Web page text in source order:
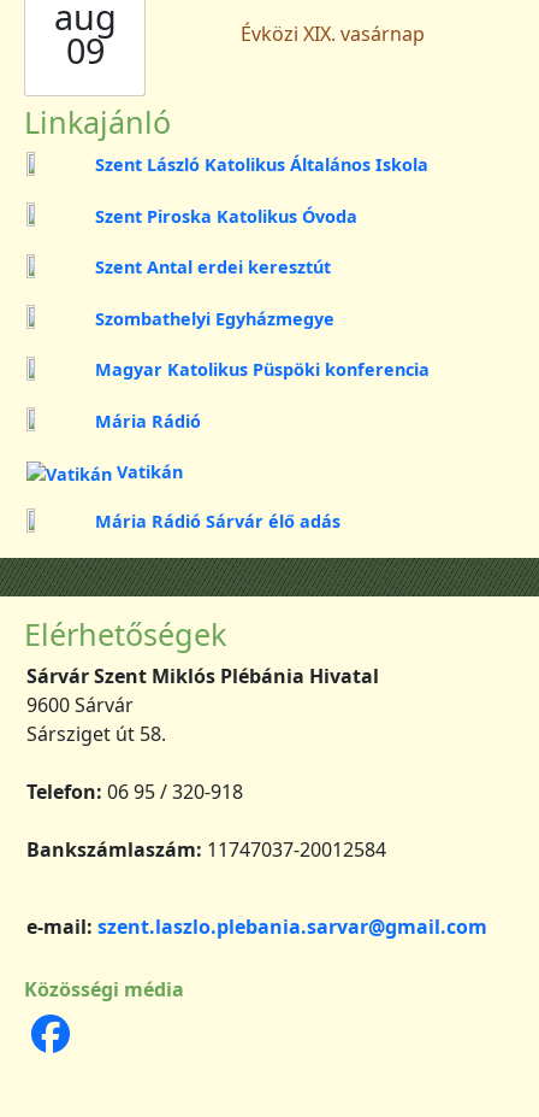
aug
09 Évközi XIX. vasárnap
Linkajánló
Szent László Katolikus Általános Iskola
Szent Piroska Katolikus Óvoda
Szent Antal erdei keresztút
Szombathelyi Egyházmegye
Magyar Katolikus Püspöki konferencia
Mária Rádió
Vatikán
Mária Rádió Sárvár élő adás
Elérhetőségek
Sárvár Szent Miklós Plébánia Hivatal
9600 Sárvár
Sársziget út 58.
Telefon: 06 95 / 320-918
Bankszámlaszám: 11747037-20012584
e-mail: szent.laszlo.plebania.sarvar@gmail.com
Közösségi média